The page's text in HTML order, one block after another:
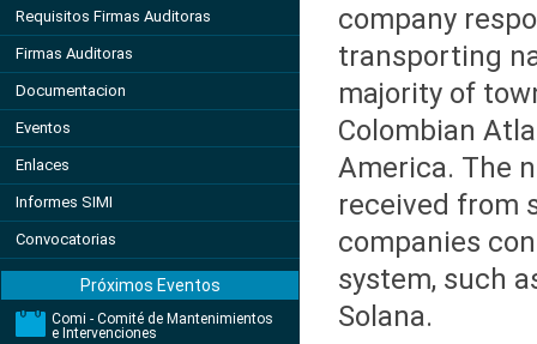
Requisitos Firmas Auditoras
Firmas Auditoras
Documentacion
Eventos
Enlaces
Informes SIMI
Convocatorias
Próximos Eventos
Comi - Comité de Mantenimientos
e Intervenciones
company
transporting
majority of
Colombian
America. The
received from
companies
system, such
Solana.